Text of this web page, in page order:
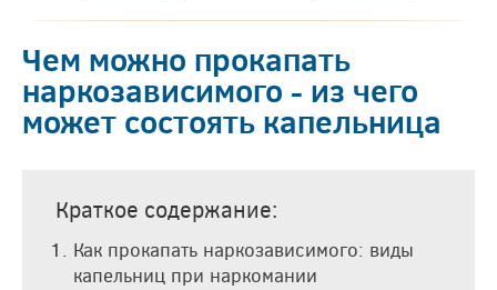
Чем можно прокапать
наркозависимого - из чего
может состоять капельница
Краткое содержание:
Как прокапать наркозависимого: виды
капельниц при наркомании